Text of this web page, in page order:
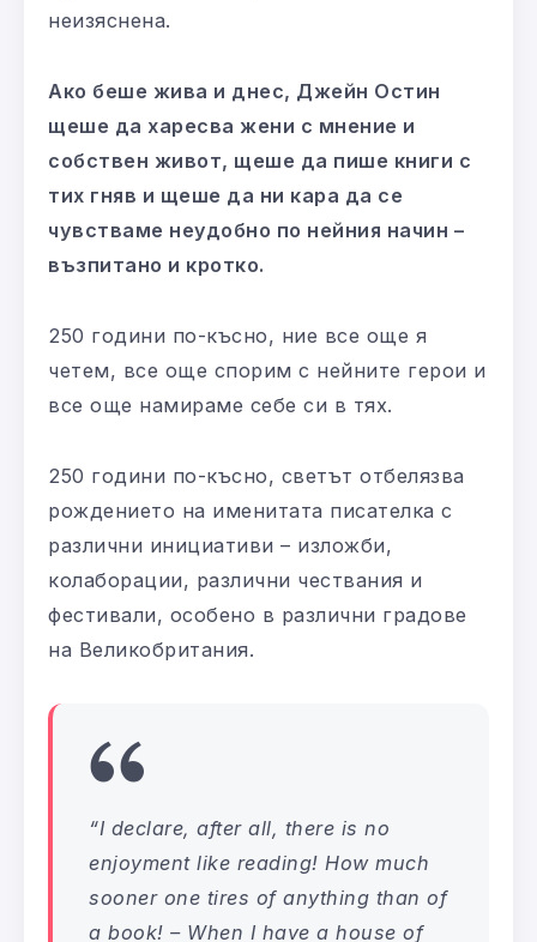
неизяснена.
Ако беше жива и днес, Джейн Остин
щеше да харесва жени с мнение и
собствен живот, щеше да пише книги с
тих гняв и щеше да ни кара да се
чувстваме неудобно по нейния начин –
възпитано и кротко.
250 години по-късно, ние все още я
четем, все още спорим с нейните герои и
все още намираме себе си в тях.
250 години по-късно, светът отбелязва
рождението на именитата писателка с
различни инициативи – изложби,
колаборации, различни чествания и
фестивали, особено в различни градове
на Великобритания.
“I declare, after all, there is no
enjoyment like reading! How much
sooner one tires of anything than of
a book! – When I have a house of